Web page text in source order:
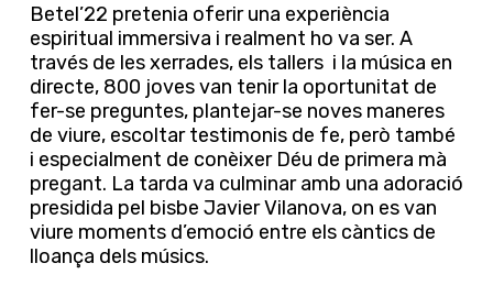
Betel’22 pretenia oferir una experiència
espiritual immersiva i realment ho va ser. A
través de les xerrades, els tallers i la música en
directe, 800 joves van tenir la oportunitat de
fer-se preguntes, plantejar-se noves maneres
de viure, escoltar testimonis de fe, però també
i especialment de conèixer Déu de primera mà
pregant. La tarda va culminar amb una adoració
presidida pel bisbe Javier Vilanova, on es van
viure moments d’emoció entre els càntics de
lloança dels músics.